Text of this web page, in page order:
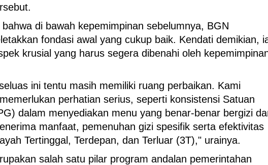
di bawah kepemimpinan sebelumnya, BGN
fondasi awal yang cukup baik. Kendati demikian,
krusial yang harus segera dibenahi oleh
ini tentu masih memiliki ruang perbaikan. Kami
perhatian serius, seperti konsistensi Satuan
dalam menyediakan menu yang benar-benar bergizi
manfaat, pemenuhan gizi spesifik serta efektivitas
Tertinggal, Terdepan, dan Terluar (3T)," urainya.
salah satu pilar program andalan pemerintahan